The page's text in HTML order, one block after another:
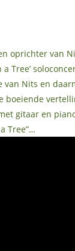
oprichter van
a Tree’
Nits en
gitaar en
Tree”…